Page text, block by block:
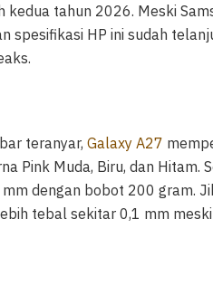
kedua tahun 2026. Meski
spesifikasi HP ini sudah
teranyar, Galaxy A27
Pink Muda, Biru, dan Hitam.
dengan bobot 200 gram.
tebal sekitar 0,1 mm